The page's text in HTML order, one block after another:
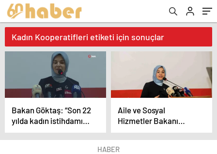
Kadın Kooperatifleri etiketi için sonuçlar
Bakan Göktaş: “Son 22
yılda kadın istihdamını
yüzde 25,3’ten yüzde
31,4’e çıkardık”
Aile ve Sosyal
Hizmetler Bakanı
Bursa’da ziyaretlerde
bulundu
HABER